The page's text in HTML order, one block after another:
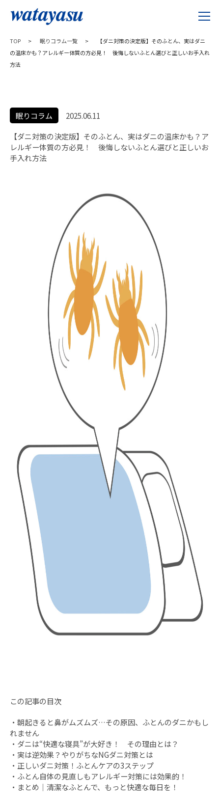
TOP > 眠りコラム一覧 >
【ダニ対策の決定版】そのふとん、実はダニ
の温床かも？アレルギー体質の方必見！ 後悔しないふとん選びと正しいお手入れ
方法
眠りコラム
2025.06.11
【ダニ対策の決定版】そのふとん、実はダニの温床かも？ア
レルギー体質の方必見！ 後悔しないふとん選びと正しいお
手入れ方法
この記事の目次
・ 朝起きると鼻がムズムズ…その原因、ふとんのダニかもし
れません
・ ダニは“快適な寝具”が大好き！ その理由とは？
・ 実は逆効果？やりがちなNGダニ対策とは
・ 正しいダニ対策！ふとんケアの3ステップ
・ ふとん自体の見直しもアレルギー対策には効果的！
・ まとめ｜清潔なふとんで、もっと快適な毎日を！